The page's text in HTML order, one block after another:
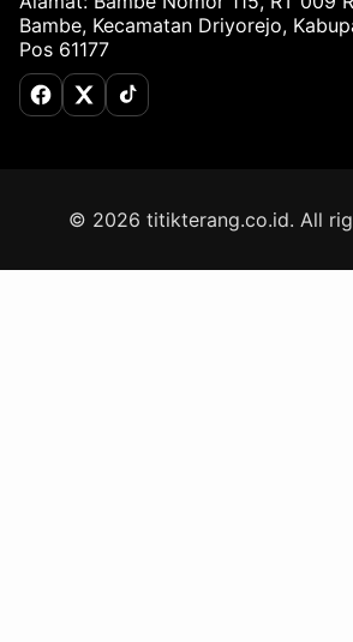
Bambe, Kecamatan Driyorejo,
Pos 61177
Facebook
X (Twitter)
TikTok
© 2026 titikterang.co.id. All